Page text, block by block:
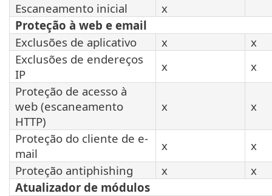
Escaneamento inicial
x
Proteção à web e email
Exclusões de aplicativo
x
x
Exclusões de endereços
IP
x
x
Proteção de acesso à
web (escaneamento
HTTP)
x x
Proteção do cliente de e-
mail
x
x
Proteção antiphishing
x
x
Atualizador de módulos